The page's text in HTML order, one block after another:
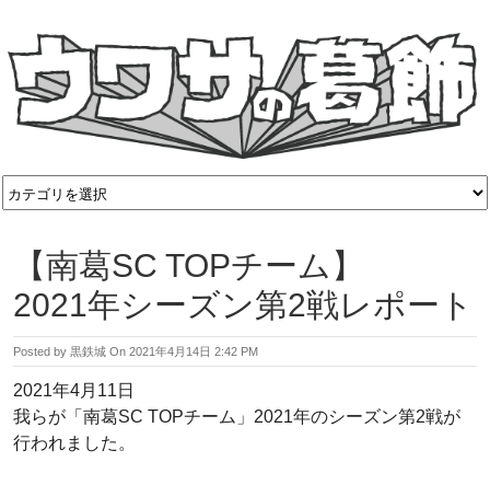
【南葛SC TOPチーム】
2021年シーズン第2戦レポート
Posted by 黒鉄城 On 2021年4月14日 2:42 PM
2021年4月11日
我らが「南葛SC TOPチーム」2021年のシーズン第2戦が
行われました。